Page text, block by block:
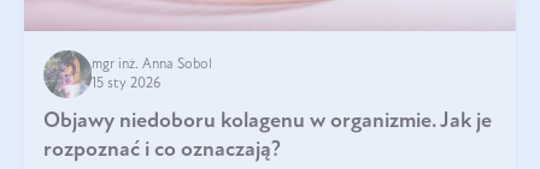
mgr inż. Anna Sobol
15 sty 2026
Objawy niedoboru kolagenu w organizmie. Jak je
rozpoznać i co oznaczają?